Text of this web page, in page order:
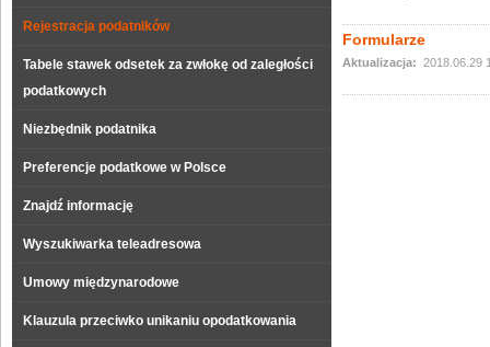
Rejestracja podatników
Tabele stawek odsetek za zwłokę od zaległości
podatkowych
Niezbędnik podatnika
Preferencje podatkowe w Polsce
Znajdź informację
Wyszukiwarka teleadresowa
Umowy międzynarodowe
Klauzula przeciwko unikaniu opodatkowania
Formularze
Aktualizacja: 2018.06.29